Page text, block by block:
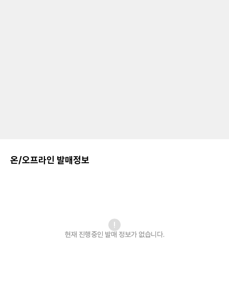
온/오프라인 발매정보
현재 진행중인 발매 정보가 없습니다.